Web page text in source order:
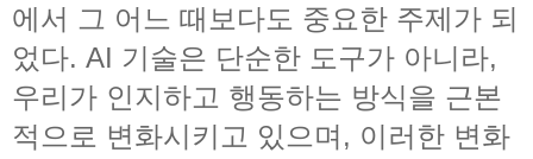
에서 그 어느 때보다도 중요한 주제가 되
었다. AI 기술은 단순한 도구가 아니라,
우리가 인지하고 행동하는 방식을 근본
적으로 변화시키고 있으며, 이러한 변화